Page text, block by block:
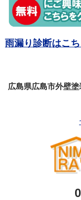
雨漏り診断はこち
広島県広島市外壁